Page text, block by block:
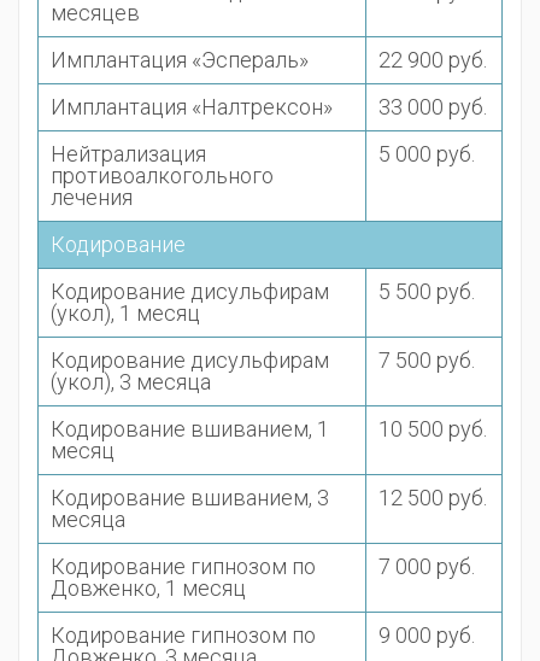
месяцев
Имплантация «Эспераль»
22 900 руб.
Имплантация «Налтрексон»
33 000 руб.
Нейтрализация
противоалкогольного
лечения
5 000 руб.
Кодирование
Кодирование дисульфирам
(укол), 1 месяц
5 500 руб.
Кодирование дисульфирам
(укол), 3 месяца
7 500 руб.
Кодирование вшиванием, 1
месяц
10 500 руб.
Кодирование вшиванием, 3
месяца
12 500 руб.
Кодирование гипнозом по
Довженко, 1 месяц
7 000 руб.
Кодирование гипнозом по
9 000 руб.